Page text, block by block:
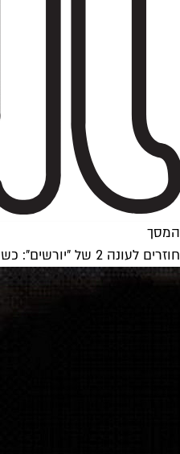
המסך
חוזרים לעונה 2 של "יורשים": כשסדרה מושלמת איכשהו משתפרת